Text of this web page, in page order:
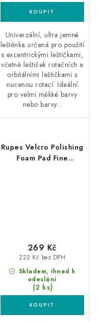
Univerzální, ultra jemné
leštěnka určená pro použití
s excentrickými leštičkami,
včetně leštiček rotačních a
orbitálními leštičkami s
nucenou rotací. Ideální
pro velmi měkké barvy
nebo barvy...
Rupes Velcro Polishing
Foam Pad Fine
Skladem, ihned k
odeslání
(2 ks)
222 Kč bez DPH
269 Kč